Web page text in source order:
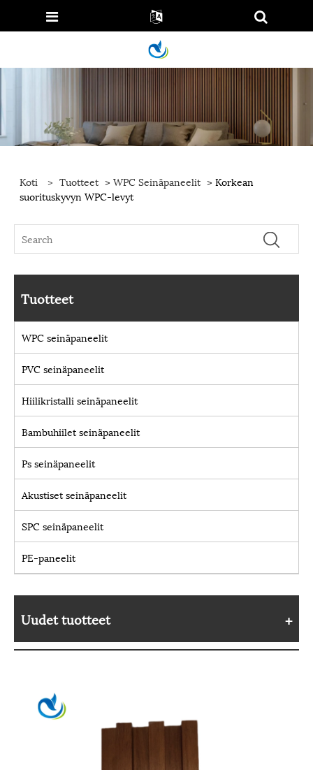
Koti > Tuotteet >WPC Seinäpaneelit > Korkean
suorituskyvyn WPC-levyt
Tuotteet
WPC seinäpaneelit
PVC seinäpaneelit
Hiilikristalli seinäpaneelit
Bambuhiilet seinäpaneelit
Ps seinäpaneelit
Akustiset seinäpaneelit
SPC seinäpaneelit
PE-paneelit
Uudet tuotteet